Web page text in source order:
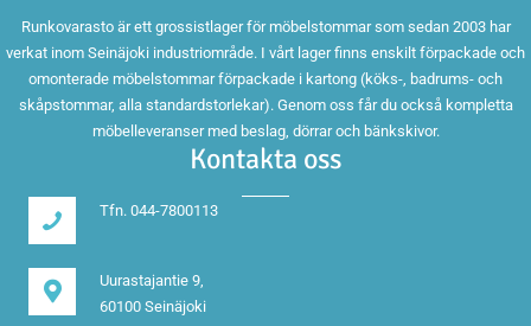
Runkovarasto är ett grossistlager för möbelstommar som sedan 2003 har
verkat inom Seinäjoki industriområde. I vårt lager finns enskilt förpackade och
omonterade möbelstommar förpackade i kartong (köks-, badrums- och
skåpstommar, alla standardstorlekar). Genom oss får du också kompletta
möbelleveranser med beslag, dörrar och bänkskivor.
Kontakta oss
Tfn. 044-7800113
Uurastajantie 9,
60100 Seinäjoki